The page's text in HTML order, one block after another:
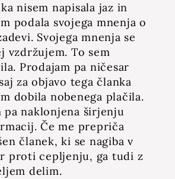
nisem napisala jaz in
podala svojega mnenja o
Svojega mnenja se
vzdržujem. To sem
Prodajam pa ničesar
za objavo tega članka
dobila nobenega plačila.
pa naklonjena širjenju
Če me prepriča
članek, ki se nagiba v
proti cepljenju, ga tudi z
delim.